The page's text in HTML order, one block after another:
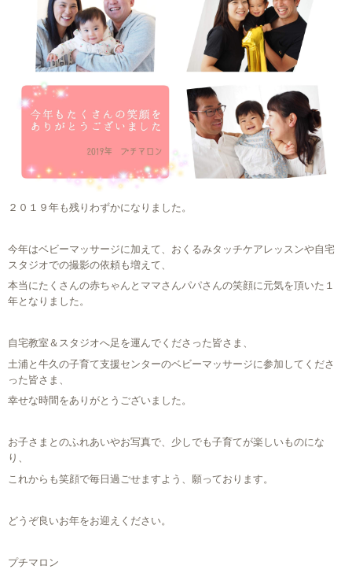
２０１９年も残りわずかになりました。
今年はベビーマッサージに加えて、おくるみタッチケアレッスンや自宅
スタジオでの撮影の依頼も増えて、
本当にたくさんの赤ちゃんとママさんパパさんの笑顔に元気を頂いた１
年となりました。
自宅教室＆スタジオへ足を運んでくださった皆さま、
土浦と牛久の子育て支援センターのベビーマッサージに参加してくださ
った皆さま、
幸せな時間をありがとうございました。
お子さまとのふれあいやお写真で、少しでも子育てが楽しいものにな
り、
これからも笑顔で毎日過ごせますよう、願っております。
どうぞ良いお年をお迎えください。
プチマロン